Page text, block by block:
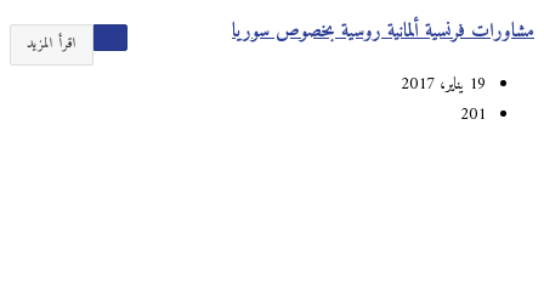
اقرأ المزيد مشاورات فرنسية ألمانية روسية بخصوص سوريا
19 يناير، 2017
201